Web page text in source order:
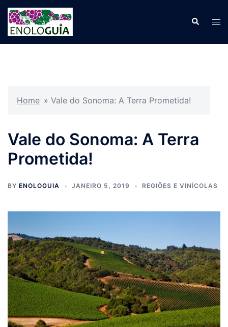
Pular
para
conteúdo
Search
Home » Vale do Sonoma: A Terra Prometida!
Vale do Sonoma: A Terra
Prometida!
BY ENOLOGUIA JANEIRO 5, 2019 REGIÕES E VINÍCOLAS